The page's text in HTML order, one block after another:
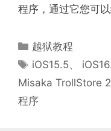
程序，通过它您可
分
类
越狱教程
标
签
iOS15.5、
Misaka TrollStore 2
程序